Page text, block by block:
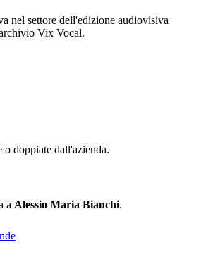
nel settore dell'edizione audiovisiva
Vix Vocal.
o doppiate dall'azienda.
a Alessio Maria Bianchi.